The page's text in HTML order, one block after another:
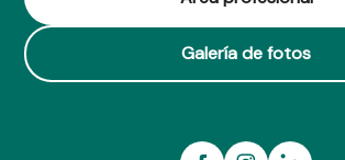
Galería de fotos